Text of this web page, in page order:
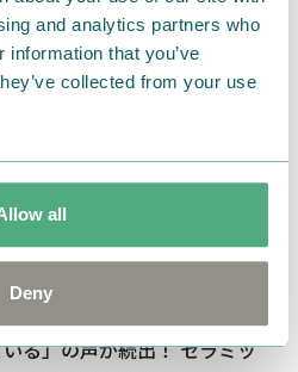
and analytics partners who
that you’ve
collected from your use
all
Deny
て
維を採用している「疲労回
殊繊維が身体から放出された
し、身体へと輻射。血行を
を軽減することによって疲
また、ポリエステル
る」の声が続出！ セラミッ